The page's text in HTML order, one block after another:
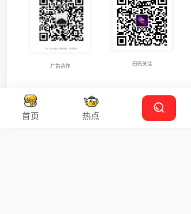
首页 热点
广告合作 扫码关注
Copyright © 2026沪ICP备2021007899号-5